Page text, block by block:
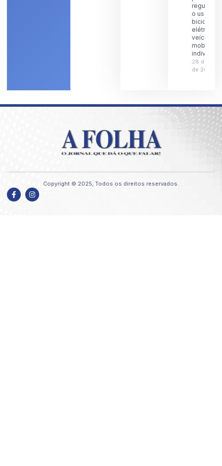
o uso de
bicicletas
elétricas
veículos
individual
28 de
de 2026
Copyright © 2025, Todos os direitos reservados.